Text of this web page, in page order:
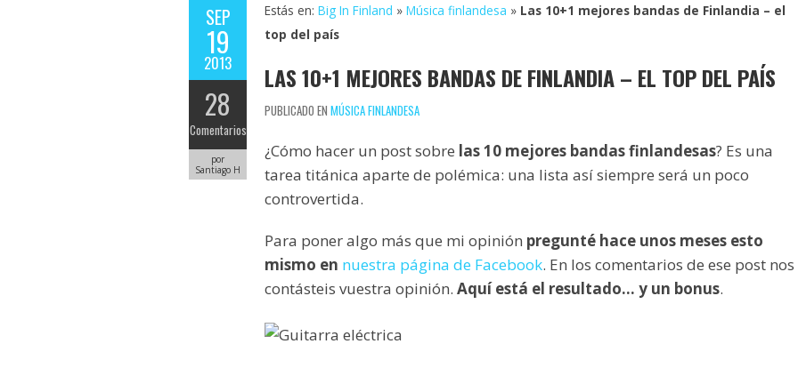
SEP
19
2013
28
Comentarios
por
Santiago H
Estás en: Big In Finland » Música finlandesa » Las 10+1 mejores bandas de Finlandia – el
top del país
LAS 10+1 MEJORES BANDAS DE FINLANDIA – EL TOP DEL PAÍS
PUBLICADO EN MÚSICA FINLANDESA
¿Cómo hacer un post sobre las 10 mejores bandas finlandesas? Es una
tarea titánica aparte de polémica: una lista así siempre será un poco
controvertida.
Para poner algo más que mi opinión pregunté hace unos meses esto
mismo en nuestra página de Facebook. En los comentarios de ese post nos
contásteis vuestra opinión. Aquí está el resultado… y un bonus.